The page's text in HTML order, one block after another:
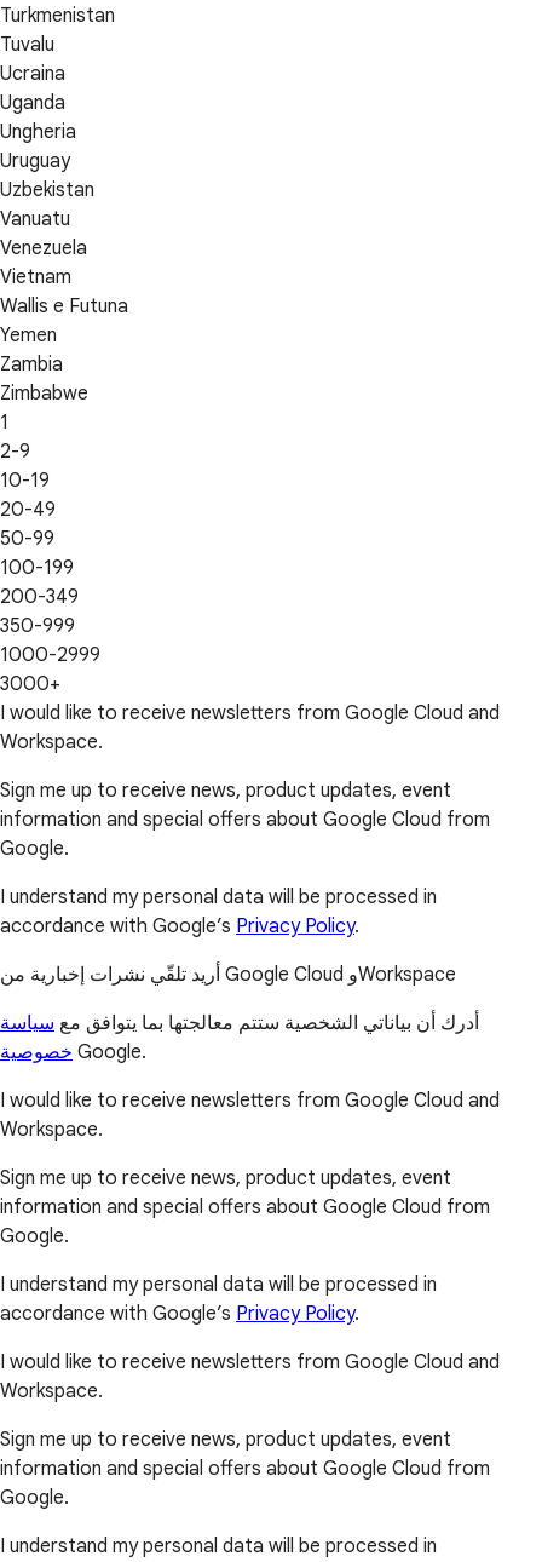
Turkmenistan
Tuvalu
Ucraina
Uganda
Ungheria
Uruguay
Uzbekistan
Vanuatu
Venezuela
Vietnam
Wallis e Futuna
Yemen
Zambia
Zimbabwe
1
2-9
10-19
20-49
50-99
100-199
200-349
350-999
1000-2999
3000+
I would like to receive newsletters from Google Cloud and
Workspace.
Sign me up to receive news, product updates, event
information and special offers about Google Cloud from
Google.
I understand my personal data will be processed in
accordance with Google’s Privacy Policy.
أريد تلقّي نشرات إخبارية من Google Cloud وWorkspace
أدرك أن بياناتي الشخصية ستتم معالجتها بما يتوافق مع سياسة
خصوصية Google.
I would like to receive newsletters from Google Cloud and
Workspace.
Sign me up to receive news, product updates, event
information and special offers about Google Cloud from
Google.
I understand my personal data will be processed in
accordance with Google’s Privacy Policy.
I would like to receive newsletters from Google Cloud and
Workspace.
Sign me up to receive news, product updates, event
information and special offers about Google Cloud from
Google.
I understand my personal data will be processed in